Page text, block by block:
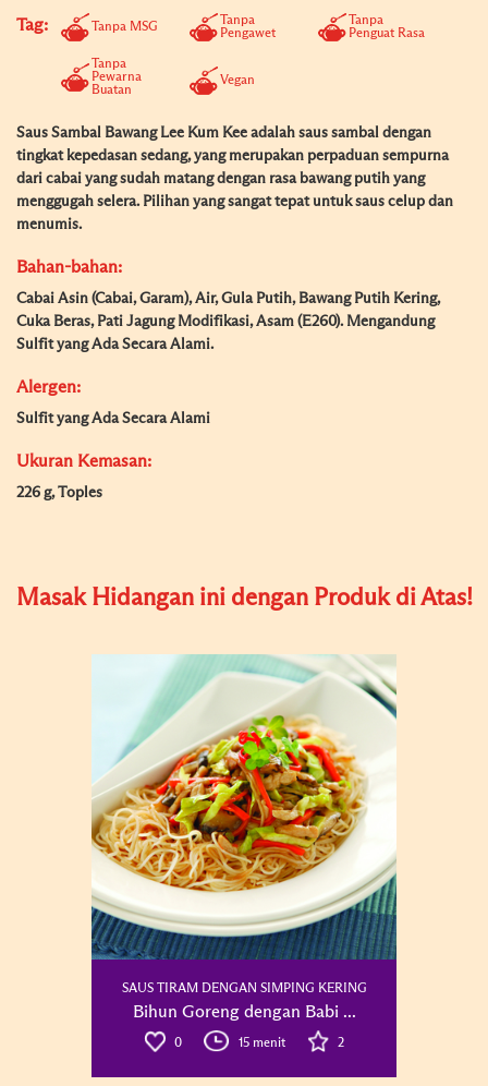
Tag: Tanpa MSG
Tanpa
Pengawet
Tanpa
Penguat Rasa
Tanpa
Pewarna
Buatan
Vegan
Saus Sambal Bawang Lee Kum Kee adalah saus sambal dengan
tingkat kepedasan sedang, yang merupakan perpaduan sempurna
dari cabai yang sudah matang dengan rasa bawang putih yang
menggugah selera. Pilihan yang sangat tepat untuk saus celup dan
menumis.
Bahan-bahan:
Cabai Asin (Cabai, Garam), Air, Gula Putih, Bawang Putih Kering,
Cuka Beras, Pati Jagung Modifikasi, Asam (E260). Mengandung
Sulfit yang Ada Secara Alami.
Alergen:
Sulfit yang Ada Secara Alami
Ukuran Kemasan:
226 g, Toples
Masak Hidangan ini dengan Produk di Atas!
SAUS TIRAM DENGAN SIMPING KERING
Bihun Goreng dengan Babi ...
0 15 menit 2